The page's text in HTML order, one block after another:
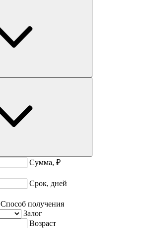
Сумма, ₽
Срок, дней
Способ получения
Залог
Возраст